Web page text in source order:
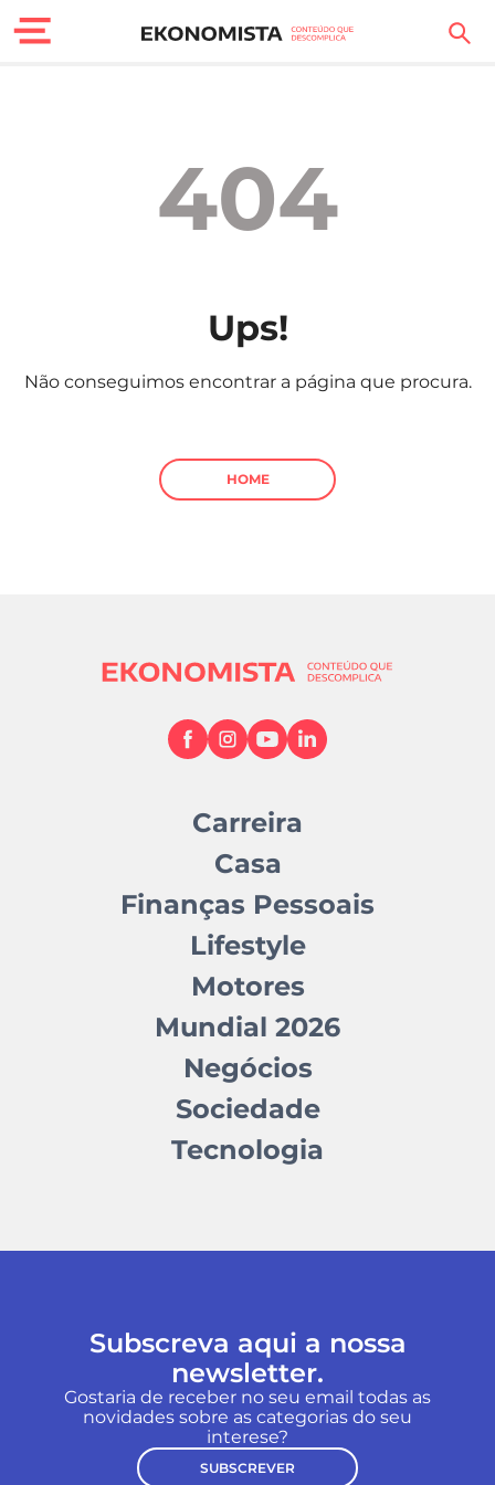
Carreira
Sociedade
Negócios
404
Ups!
Não conseguimos encontrar a página que procura.
HOME
Carreira
Casa
Finanças Pessoais
Lifestyle
Motores
Mundial 2026
Negócios
Sociedade
Tecnologia
Subscreva aqui a nossa
newsletter.
Gostaria de receber no seu email todas as
novidades sobre as categorias do seu
interese?
SUBSCREVER